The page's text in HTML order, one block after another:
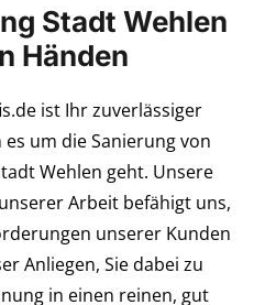
Stadt Wehlen
Händen
ist Ihr zuverlässiger
um die Sanierung von
Wehlen geht. Unsere
Arbeit befähigt uns,
unserer Kunden
Anliegen, Sie dabei zu
in einen reinen, gut